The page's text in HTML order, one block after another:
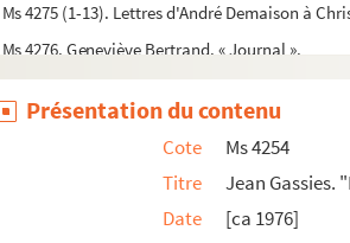
Ms 4275 (1-13). Lettres d'André Demaison à
Ms 4276. Geneviève Bertrand. « Journal ».
Ms 4277. Lettre de Victor Segalen à Emile
Ms 4278. Francis Jammes. « Bordeaux ».
Ms 4279. Lettre de Talleyrand-Périgord.
Ms 4280. Lettre de Paulette Expert.
Ms 4281. Lettre de André Demaison à
Présentation du contenu
Cote
Ms 4254
Titre
Jean Gassies.
Date
[ca 1976]